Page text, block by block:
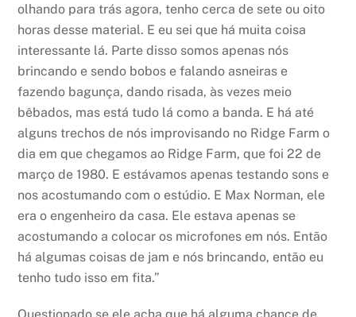
olhando para trás agora, tenho cerca de sete ou oito
horas desse material. E eu sei que há muita coisa
interessante lá. Parte disso somos apenas nós
brincando e sendo bobos e falando asneiras e
fazendo bagunça, dando risada, às vezes meio
bêbados, mas está tudo lá como a banda. E há até
alguns trechos de nós improvisando no Ridge Farm o
dia em que chegamos ao Ridge Farm, que foi 22 de
março de 1980. E estávamos apenas testando sons e
nos acostumando com o estúdio. E Max Norman, ele
era o engenheiro da casa. Ele estava apenas se
acostumando a colocar os microfones em nós. Então
há algumas coisas de jam e nós brincando, então eu
tenho tudo isso em fita.”